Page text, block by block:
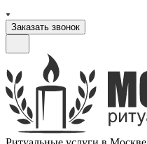
Заказать звонок